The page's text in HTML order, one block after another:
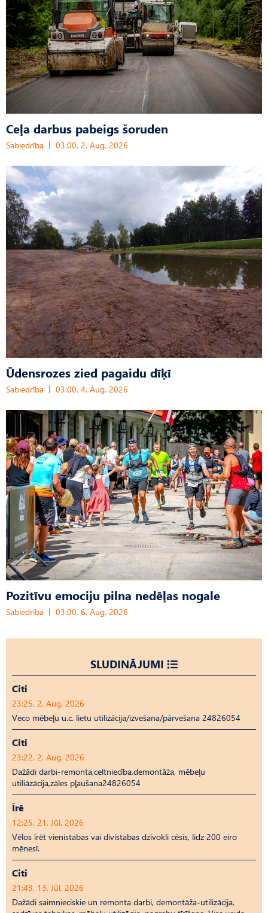
Ceļa darbus pabeigs šoruden
Sabiedrība 03:00, 2. Aug, 2026
Ūdensrozes zied pagaidu dīķī
Sabiedrība 03:00, 4. Aug, 2026
Pozitīvu emociju pilna nedēļas nogale
Sabiedrība 03:00, 6. Aug, 2026
SLUDINĀJUMI
Citi
23:25, 2. Aug, 2026
Veco mēbeļu u.c. lietu utilizācija/izvešana/pārvešana 24826054
Citi
23:22, 2. Aug, 2026
Dažādi darbi-remonta,celtniecība,demontāža, mēbeļu
utiliāzācija,zāles pļaušana24826054
Īrē
12:25, 21. Jūl, 2026
Vēlos īrēt vienistabas vai divistabas dzīvokli cēsīs, līdz 200 eiro
mēnesī.
Citi
21:43, 13. Jūl, 2026
Dažādi saimnieciskie un remonta darbi, demontāža-utilizācija,